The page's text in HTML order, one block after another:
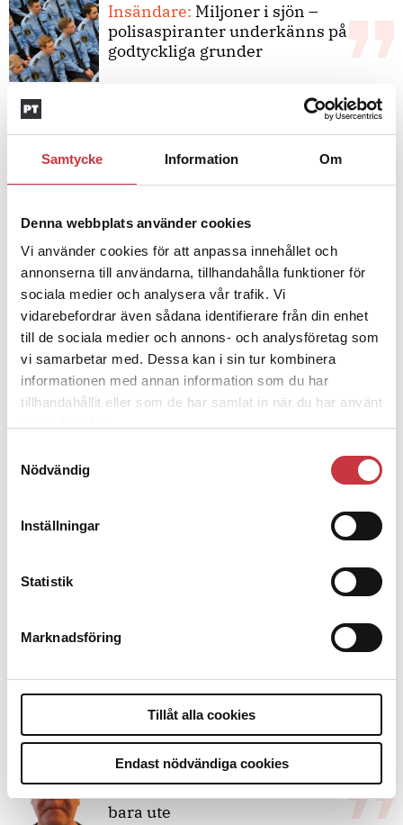
Samtycke Information Om
Denna webbplats använder cookies
Vi använder cookies för att anpassa innehållet och
annonserna till användarna, tillhandahålla funktioner för
sociala medier och analysera vår trafik. Vi
vidarebefordrar även sådana identifierare från din enhet
till de sociala medier och annons- och analysföretag som
vi samarbetar med. Dessa kan i sin tur kombinera
informationen med annan information som du har
tillhandahållit eller som de har samlat in när du har använt
Nödvändig
Inställningar
Statistik
Marknadsföring
Tillåt alla cookies
Endast nödvändiga cookies
Insändare: Miljoner i sjön –
polisaspiranter underkänns på
godtyckliga grunder
Jens Mårtensson:Snart 20 år i tjänst
– nu ska han lära sig grunderna
4 juni 2026
Polisregionen erkänner fel: ”Kommer
att rättas till”
Debatt
9 juli 2026
Det är inte evidenskrav som
Debatt:Med för höga krav på evidens
kan polisen inte göra något alls
15 juni 2026
bara ute